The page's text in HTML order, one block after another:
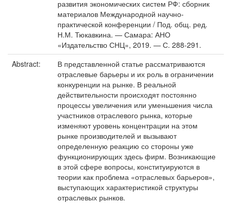
развития экономических систем РФ: сборник
материалов Международной научно-
практической конференции / Под. общ. ред.
Н.М. Тюкавкина. — Самара: АНО
«Издательство СНЦ», 2019. — С. 288-291.
Abstract:
В представленной статье рассматриваются
отраслевые барьеры и их роль в ограничении
конкуренции на рынке. В реальной
действительности происходят постоянно
процессы увеличения или уменьшения числа
участников отраслевого рынка, которые
изменяют уровень концентрации на этом
рынке производителей и вызывают
определенную реакцию со стороны уже
функционирующих здесь фирм. Возникающие
в этой сфере вопросы, конституируются в
теории как проблема «отраслевых барьеров»,
выступающих характеристикой структуры
отраслевых рынков.